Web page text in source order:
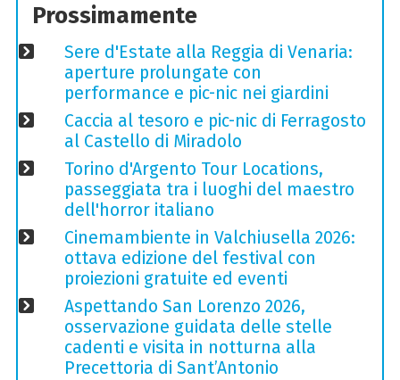
Prossimamente
Sere d'Estate alla Reggia di Venaria:
aperture prolungate con
performance e pic-nic nei giardini
Caccia al tesoro e pic-nic di Ferragosto
al Castello di Miradolo
Torino d'Argento Tour Locations,
passeggiata tra i luoghi del maestro
dell'horror italiano
Cinemambiente in Valchiusella 2026:
ottava edizione del festival con
proiezioni gratuite ed eventi
Aspettando San Lorenzo 2026,
osservazione guidata delle stelle
cadenti e visita in notturna alla
Precettoria di Sant’Antonio